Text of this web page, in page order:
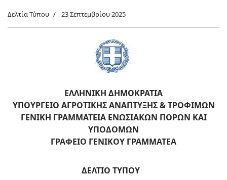
Δελτία Τύπου 23 Σεπτεμβρίου 2025
ΕΛΛΗΝΙΚΗ ΔΗΜΟΚΡΑΤΙΑ
ΥΠΟΥΡΓΕΙΟ ΑΓΡΟΤΙΚΗΣ ΑΝΑΠΤΥΞΗΣ & ΤΡΟΦΙΜΩΝ
ΓΕΝΙΚΗ ΓΡΑΜΜΑΤΕΙΑ ΕΝΩΣΙΑΚΩΝ ΠΟΡΩΝ ΚΑΙ
ΥΠΟΔΟΜΩΝ
ΓΡΑΦΕΙΟ ΓΕΝΙΚΟΥ ΓΡΑΜΜΑΤΕΑ
ΔΕΛΤΙΟ ΤΥΠΟΥ